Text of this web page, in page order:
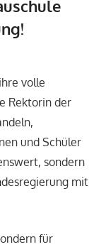
volle
Rektorin der
und Schüler
sondern
mit
für